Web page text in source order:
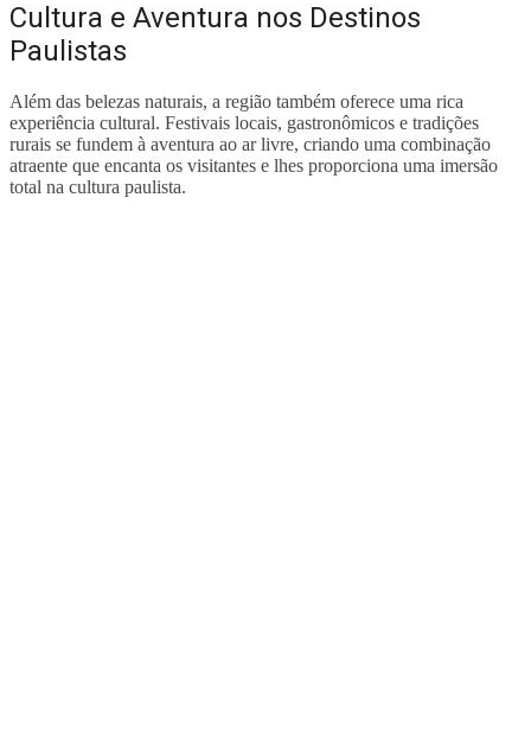
Cultura e Aventura nos Destinos
Paulistas
Além das belezas naturais, a região também oferece uma rica
experiência cultural. Festivais locais, gastronômicos e tradições
rurais se fundem à aventura ao ar livre, criando uma combinação
atraente que encanta os visitantes e lhes proporciona uma imersão
total na cultura paulista.